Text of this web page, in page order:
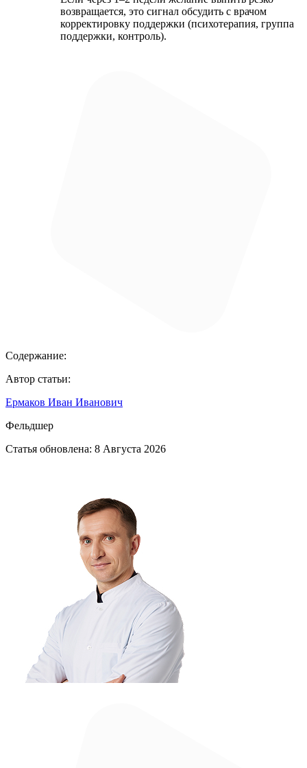
возвращается, это сигнал обсудить с врачом
корректировку поддержки (психотерапия, группа
поддержки, контроль).
Содержание:
Автор статьи:
Ермаков Иван Иванович
Фельдшер
Статья обновлена: 8 Августа 2026